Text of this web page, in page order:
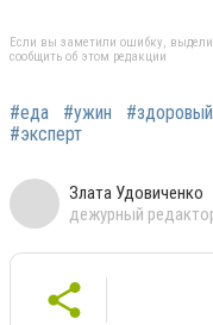
Если вы заметили ошибку,
сообщить об этом редакции
#еда #ужин
#эксперт
Злата Удовиченко
дежурный